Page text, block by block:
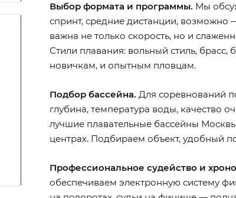
Выбор формата и программы. Мы
спринт, средние дистанции,
важна не только скорость, но и
Стили плавания: вольный стиль,
новичкам, и опытным пловцам.
Подбор бассейна. Для соревнований
глубина, температура воды, качество
лучшие плавательные бассейны
центрах. Подбираем объект, удобный
Профессиональное судейство и
обеспечиваем электронную систему